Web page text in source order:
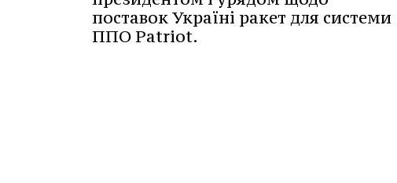
поставок Україні ракет для системи
ППО Patriot.